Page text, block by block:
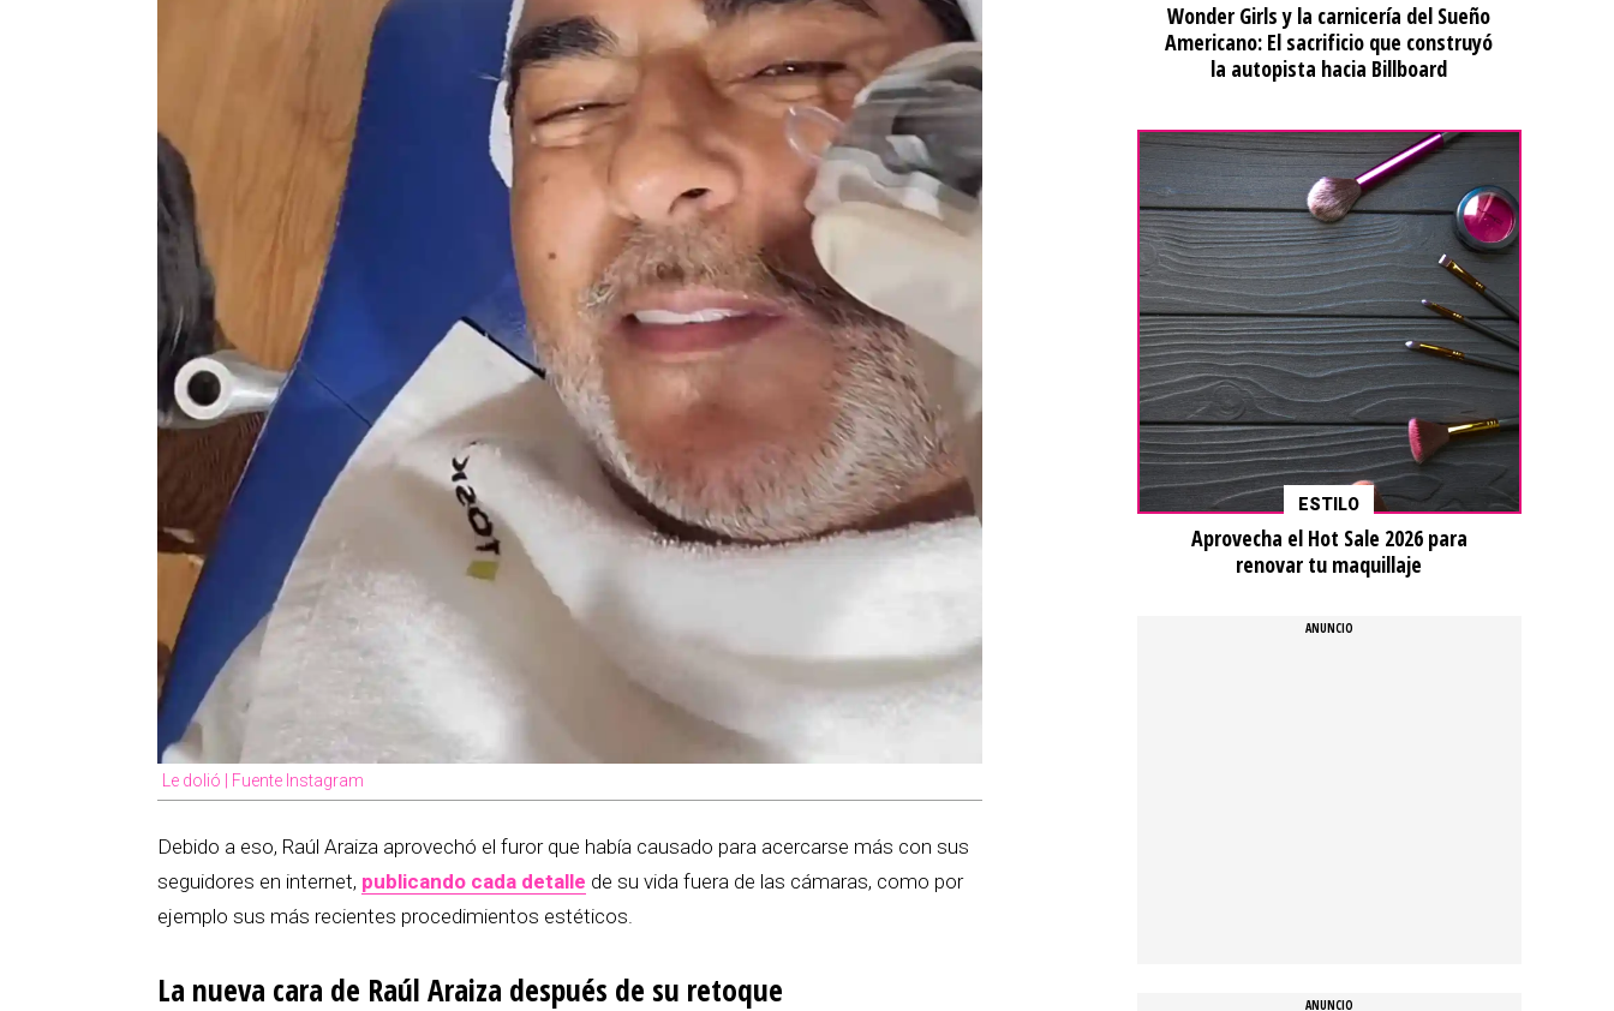
Le dolió | Fuente Instagram
Debido a eso, Raúl Araiza aprovechó el furor que había causado para acercarse más con sus
seguidores en internet, publicando cada detalle de su vida fuera de las cámaras, como por
ejemplo sus más recientes procedimientos estéticos.
La nueva cara de Raúl Araiza después de su retoque
Wonder Girls y la carnicería del Sueño
Americano: El sacrificio que construyó
la autopista hacia Billboard
ESTILO
Aprovecha el Hot Sale 2026 para
renovar tu maquillaje